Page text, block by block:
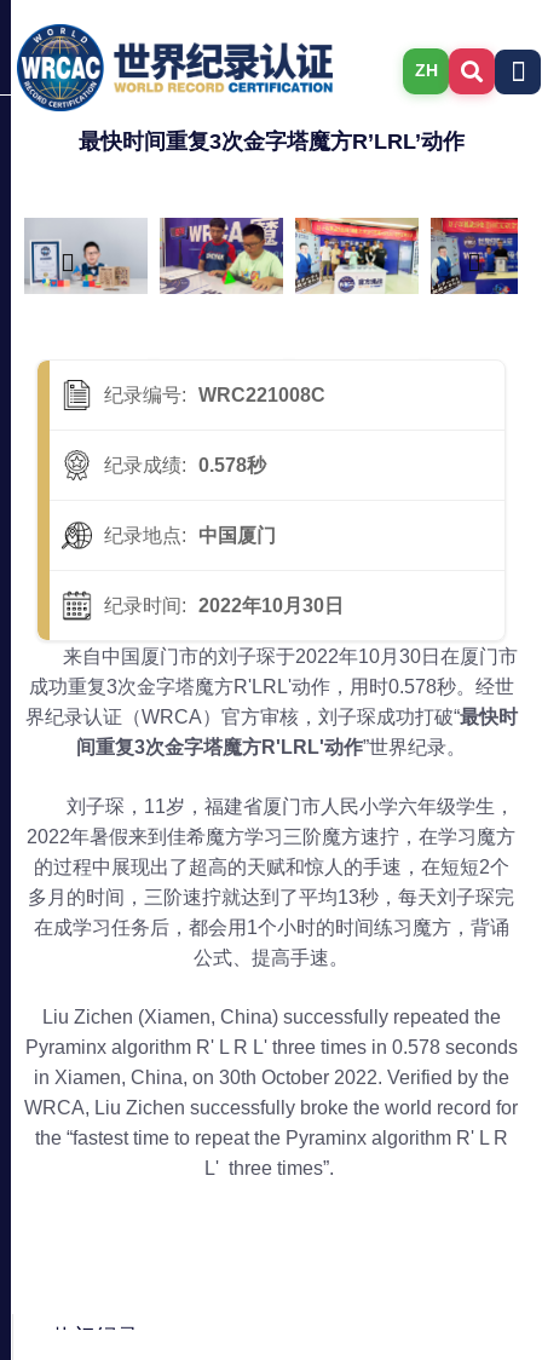
ZH
最快时间重复3次金字塔魔方R’LRL’动作
纪录编号: WRC221008C
纪录成绩: 0.578秒
纪录地点: 中国厦门
纪录时间: 2022年10月30日
来自中国厦门市的刘子琛于2022年10月30日在厦门市
成功重复3次金字塔魔方R'LRL'动作，用时0.578秒。经世
界纪录认证（WRCA）官方审核，刘子琛成功打破“最快时
间重复3次金字塔魔方R'LRL'动作”世界纪录。
刘子琛，11岁，福建省厦门市人民小学六年级学生，
2022年暑假来到佳希魔方学习三阶魔方速拧，在学习魔方
的过程中展现出了超高的天赋和惊人的手速，在短短2个
多月的时间，三阶速拧就达到了平均13秒，每天刘子琛完
在成学习任务后，都会用1个小时的时间练习魔方，背诵
公式、提高手速。
Liu Zichen (Xiamen, China) successfully repeated the
Pyraminx algorithm R' L R L' three times in 0.578 seconds
in Xiamen, China, on 30th October 2022. Verified by the
WRCA, Liu Zichen successfully broke the world record for
the “fastest time to repeat the Pyraminx algorithm R' L R
L' three times”.
热门纪录